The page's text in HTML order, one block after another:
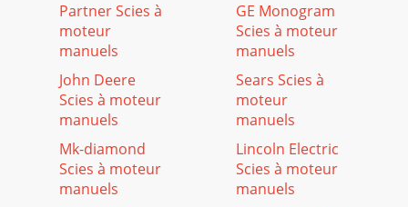
Partner Scies à
moteur
manuels
John Deere
Scies à moteur
manuels
Mk-diamond
Scies à moteur
manuels
GE Monogram
Scies à moteur
manuels
Sears Scies à
moteur
manuels
Lincoln Electric
Scies à moteur
manuels